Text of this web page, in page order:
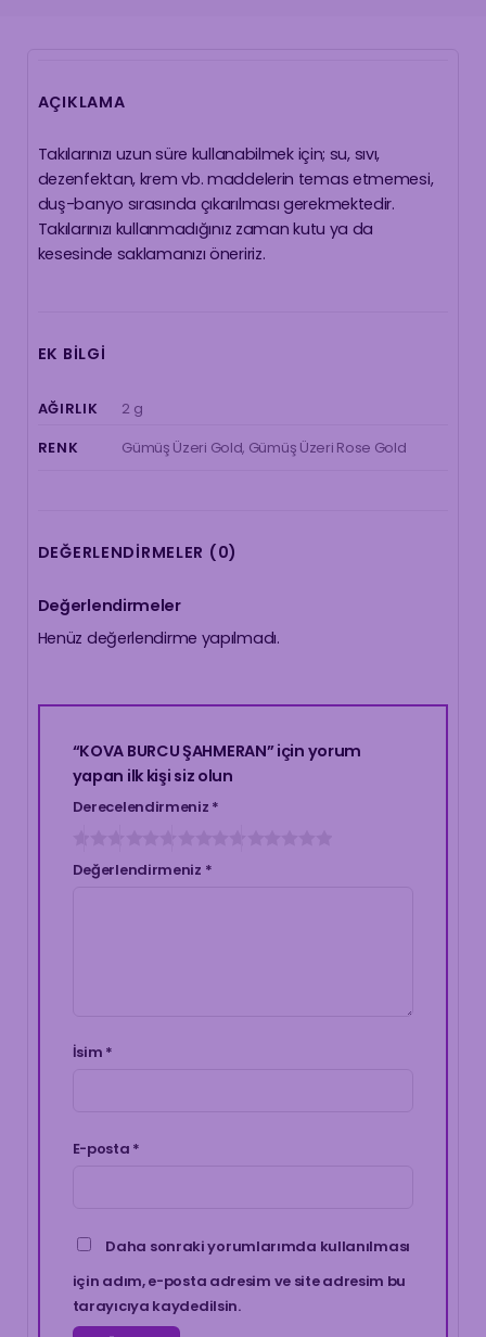
AÇIKLAMA
Takılarınızı uzun süre kullanabilmek için; su, sıvı,
dezenfektan, krem vb. maddelerin temas etmemesi,
duş-banyo sırasında çıkarılması gerekmektedir.
Takılarınızı kullanmadığınız zaman kutu ya da
kesesinde saklamanızı öneririz.
EK BILGI
AĞIRLIK
2 g
RENK
Gümüş Üzeri Gold, Gümüş Üzeri Rose Gold
DEĞERLENDIRMELER (0)
Değerlendirmeler
Henüz değerlendirme yapılmadı.
“KOVA BURCU ŞAHMERAN” için yorum
yapan ilk kişi siz olun
Derecelendirmeniz *
Değerlendirmeniz *
İsim *
E-posta *
Daha sonraki yorumlarımda kullanılması
için adım, e-posta adresim ve site adresim bu
tarayıcıya kaydedilsin.